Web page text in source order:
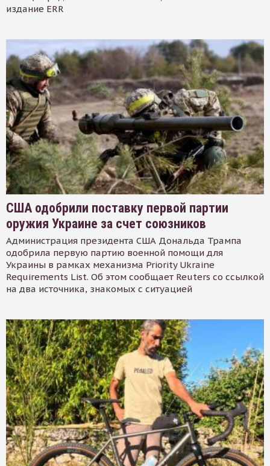
издание ERR
США одобрили поставку первой партии
оружия Украине за счет союзников
Администрация президента США Дональда Трампа
одобрила первую партию военной помощи для
Украины в рамках механизма Priority Ukraine
Requirements List. Об этом сообщает Reuters со ссылкой
на два источника, знакомых с ситуацией